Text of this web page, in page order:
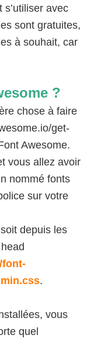
avec
sont gratuites,
à souhait, car
?
chose à faire
get-
Awesome.
vous allez avoir
nommé fonts
sur votre
depuis les
font-
.
vous
quel